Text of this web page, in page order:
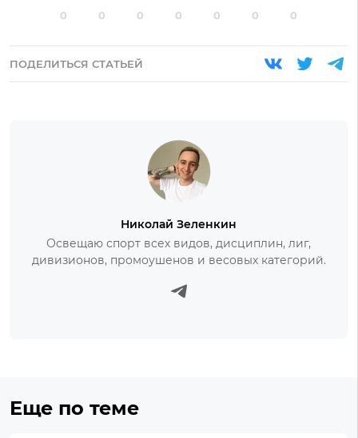
0 0 0 0 0 0 0
ПОДЕЛИТЬСЯ СТАТЬЕЙ
Николай Зеленкин
Освещаю спорт всех видов, дисциплин, лиг,
дивизионов, промоушенов и весовых категорий.
Еще по теме